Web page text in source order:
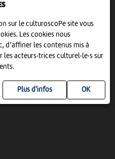
sur le culturoscoPe site vous
Les cookies nous
d’affiner les contenus mis à
acteurs·trices culturel·le·s sur
Plus d'infos